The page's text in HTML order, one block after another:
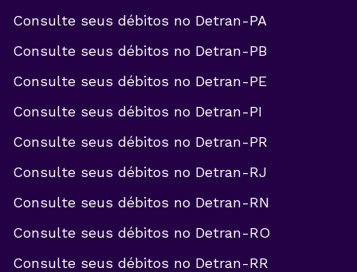
Consulte seus débitos no Detran-PA
Consulte seus débitos no Detran-PB
Consulte seus débitos no Detran-PE
Consulte seus débitos no Detran-PI
Consulte seus débitos no Detran-PR
Consulte seus débitos no Detran-RJ
Consulte seus débitos no Detran-RN
Consulte seus débitos no Detran-RO
Consulte seus débitos no Detran-RR